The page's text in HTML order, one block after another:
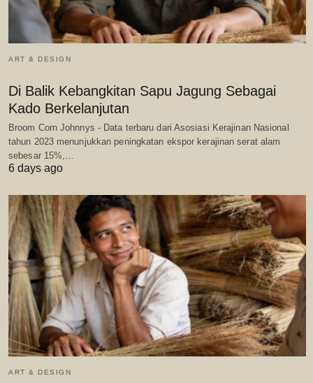
ART & DESIGN
Di Balik Kebangkitan Sapu Jagung Sebagai
Kado Berkelanjutan
Broom Corn Johnnys - Data terbaru dari Asosiasi Kerajinan Nasional
tahun 2023 menunjukkan peningkatan ekspor kerajinan serat alam
sebesar 15%,…
6 days ago
ART & DESIGN